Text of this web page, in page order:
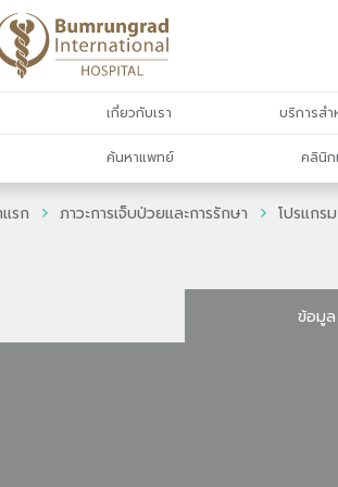
เกี่ยวกับเรา บริการส
ค้นหาแพทย์ คลินิก
รก ภาวะการเจ็บป่วยและการรักษา โปรแกร
ข้อมูล